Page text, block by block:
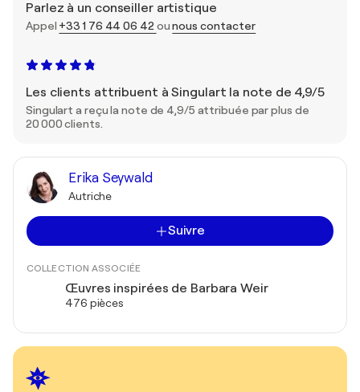
Parlez à un conseiller artistique
Appel +33 1 76 44 06 42 ounous contacter
Les clients attribuent à Singulart la note de 4,9/5
Singulart a reçu la note de 4,9/5 attribuée par plus de
20 000 clients.
Erika Seywald
Autriche
Suivre
COLLECTION ASSOCIÉE
Œuvres inspirées de Barbara Weir
476 pièces